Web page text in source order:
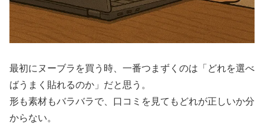
最初にヌーブラを買う時、一番つまずくのは「どれを選べ
ばうまく貼れるのか」だと思う。
形も素材もバラバラで、口コミを見てもどれが正しいか分
からない。